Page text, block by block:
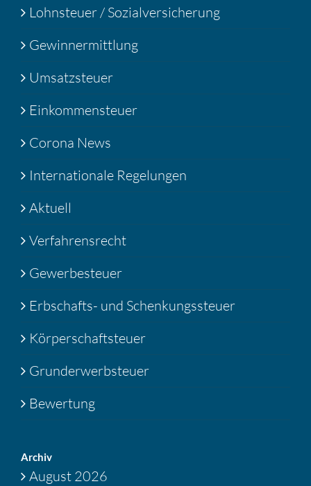
Lohnsteuer / Sozialversicherung
Gewinnermittlung
Umsatzsteuer
Einkommensteuer
Corona News
Internationale Regelungen
Aktuell
Verfahrensrecht
Gewerbesteuer
Erbschafts- und Schenkungssteuer
Körperschaftsteuer
Grunderwerbsteuer
Bewertung
Archiv
August 2026